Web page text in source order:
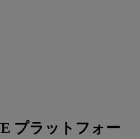
プラットフォー